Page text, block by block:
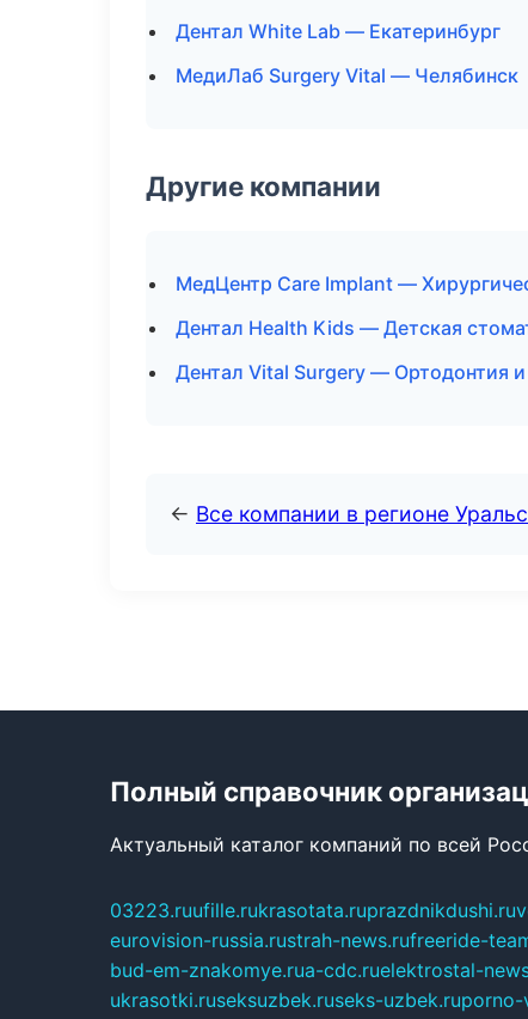
Дентал White Lab — Екатеринбург
МедиЛаб Surgery Vital — Челябинск
Другие компании
МедЦентр Care Implant —
Дентал Health Kids — Детская
Дентал Vital Surgery — Ортодонтия
← Все компании в регионе
Полный справочник
Актуальный каталог компаний по всей
03223.ruufille.rukrasotata.ruprazdnikdushi.ru
eurovision-russia.rustrah-news.rufreeride-
bud-em-znakomye.rua-cdc.ruelektrostal-
ukrasotki.ruseksuzbek.ruseks-uzbek.ruporno-